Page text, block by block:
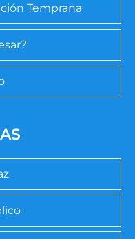
Temprana